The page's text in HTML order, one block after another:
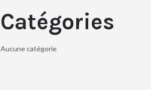
Catégories
Aucune catégorie